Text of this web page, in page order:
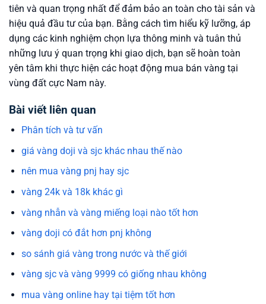
tiên và quan trọng nhất để đảm bảo an toàn cho tài sản và
hiệu quả đầu tư của bạn. Bằng cách tìm hiểu kỹ lưỡng, áp
dụng các kinh nghiệm chọn lựa thông minh và tuân thủ
những lưu ý quan trọng khi giao dịch, bạn sẽ hoàn toàn
yên tâm khi thực hiện các hoạt động mua bán vàng tại
vùng đất cực Nam này.
Bài viết liên quan
Phân tích và tư vấn
giá vàng doji và sjc khác nhau thế nào
nên mua vàng pnj hay sjc
vàng 24k và 18k khác gì
vàng nhẫn và vàng miếng loại nào tốt hơn
vàng doji có đắt hơn pnj không
so sánh giá vàng trong nước và thế giới
vàng sjc và vàng 9999 có giống nhau không
mua vàng online hay tại tiệm tốt hơn